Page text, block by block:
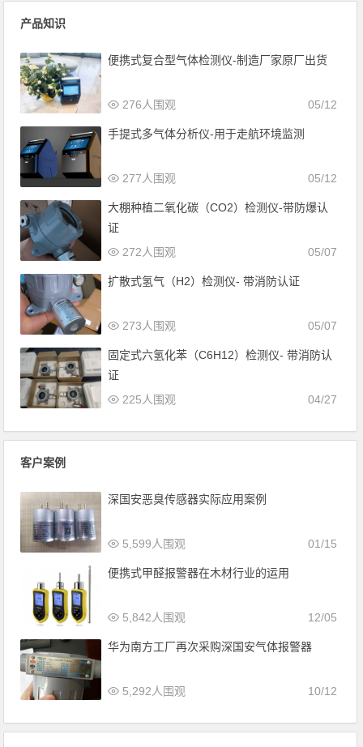
产品知识
便携式复合型气体检测仪-制造厂家原厂出货
05/12
276人围观
手提式多气体分析仪-用于走航环境监测
05/12
277人围观
大棚种植二氧化碳（CO2）检测仪-带防爆认
证
05/07
272人围观
扩散式氢气（H2）检测仪- 带消防认证
05/07
273人围观
固定式六氢化苯（C6H12）检测仪- 带消防认
证
04/27
225人围观
客户案例
深国安恶臭传感器实际应用案例
01/15
5,599人围观
便携式甲醛报警器在木材行业的运用
12/05
5,842人围观
华为南方工厂再次采购深国安气体报警器
10/12
5,292人围观